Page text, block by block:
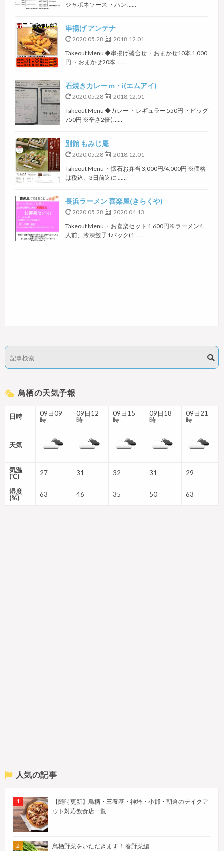
ジャポネソース ・ハン ……
串揚げ アンテナ
2020.05.28
2018.12.01
Takeout Menu ◆串揚げ盛合せ ・おまかせ10本 1,000
円 ・おまかせ20本 ……
石焼きカレー m・i(エムアイ)
2020.05.28
2018.12.01
Takeout Menu ◆カレー ・レギュラー 550円 ・ビッグ
750円 ※辛さ2倍( ……
別館 もみじ庵
2020.05.28
2018.12.01
Takeout Menu ・懐石お弁当 3,000円/4,000円 ※価格
は税込、3日前迄に ……
長浜ラーメン 喜楽屋(きらくや)
2020.05.28
2020.04.13
Takeout Menu ・お喜楽セット 1,600円※ラーメン4
人前、冷凍餃子1パック(1 ……
鳥栖の天気予報
日時
09日09
時
09日12
時
09日15
時
09日18
時
09日21
時
天気
気温
(℃)
27 31 32 31 29
湿度
(%)
63 46 35 50 63
人気の記事
【随時更新】鳥栖・三養基・神埼・小郡・朝倉のテイクア
ウト対応飲食店一覧
鳥栖野菜をいただきます！ 春野菜編